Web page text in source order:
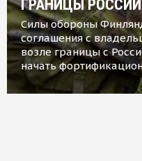
ГРАНИЦЫ РОССИИ
Силы обороны
соглашения с
возле границы с
начать